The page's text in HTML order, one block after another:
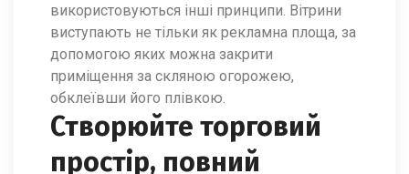
використовуються інші принципи. Вітрини
виступають не тільки як рекламна площа, за
допомогою яких можна закрити
приміщення за скляною огорожею,
обклеївши його плівкою.
Створюйте торговий
простір, повний